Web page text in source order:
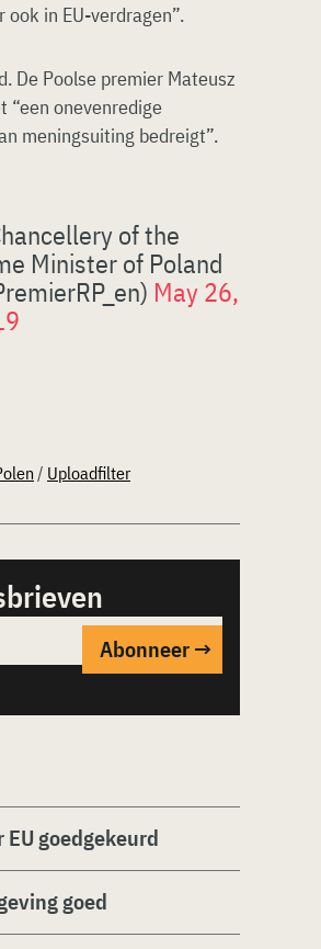
in EU-verdragen”.
De Poolse premier Mateusz
onevenredige
meningsuiting bedreigt”.
of the
Minister of Poland
May 26,
/ Uploadfilter
goedgekeurd
goed